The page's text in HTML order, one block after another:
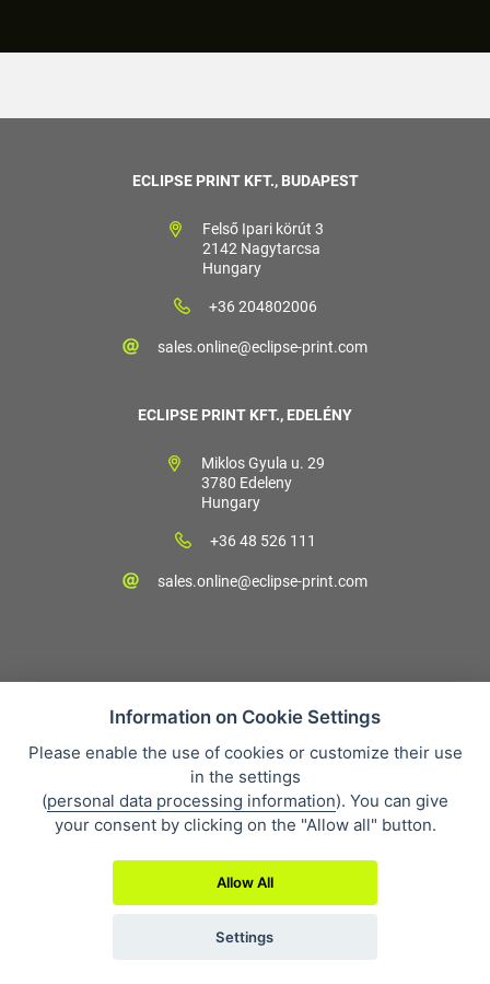
ECLIPSE PRINT KFT., BUDAPEST
Felső Ipari körút 3
2142 Nagytarcsa
Hungary
+36 204802006
sales.online@eclipse-print.com
ECLIPSE PRINT KFT., EDELÉNY
Miklos Gyula u. 29
3780 Edeleny
Hungary
+36 48 526 111
sales.online@eclipse-print.com
Vásárlási feltételek
Personal data protection
Cégünkről
Information on Cookie Settings
Please enable the use of cookies or customize their use
in the settings
(personal data processing information). You can give
your consent by clicking on the "Allow all" button.
Allow All
Settings